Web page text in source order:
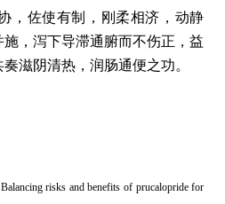
，佐使有制，刚柔相济，动静
，泻下导滞通腑而不伤正，益
滋阴清热，润肠通便之功。
risks and benefits of prucalopride for